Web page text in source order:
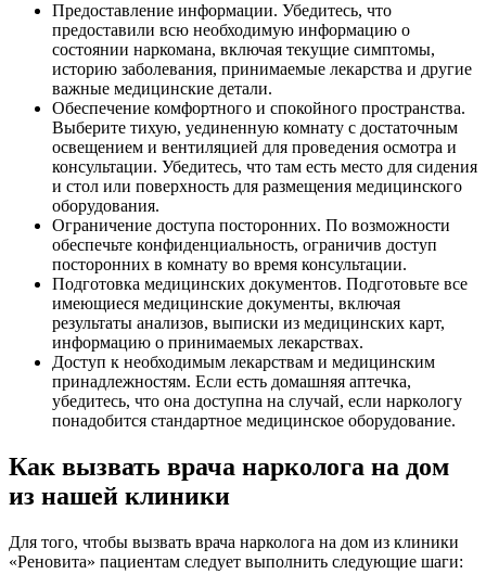
Предоставление информации. Убедитесь, что
предоставили всю необходимую информацию о
состоянии наркомана, включая текущие симптомы,
историю заболевания, принимаемые лекарства и другие
важные медицинские детали.
Обеспечение комфортного и спокойного пространства.
Выберите тихую, уединенную комнату с достаточным
освещением и вентиляцией для проведения осмотра и
консультации. Убедитесь, что там есть место для сидения
и стол или поверхность для размещения медицинского
оборудования.
Ограничение доступа посторонних. По возможности
обеспечьте конфиденциальность, ограничив доступ
посторонних в комнату во время консультации.
Подготовка медицинских документов. Подготовьте все
имеющиеся медицинские документы, включая
результаты анализов, выписки из медицинских карт,
информацию о принимаемых лекарствах.
Доступ к необходимым лекарствам и медицинским
принадлежностям. Если есть домашняя аптечка,
убедитесь, что она доступна на случай, если наркологу
понадобится стандартное медицинское оборудование.
Как вызвать врача нарколога на дом
из нашей клиники
Для того, чтобы вызвать врача нарколога на дом из клиники
«Реновита» пациентам следует выполнить следующие шаги: